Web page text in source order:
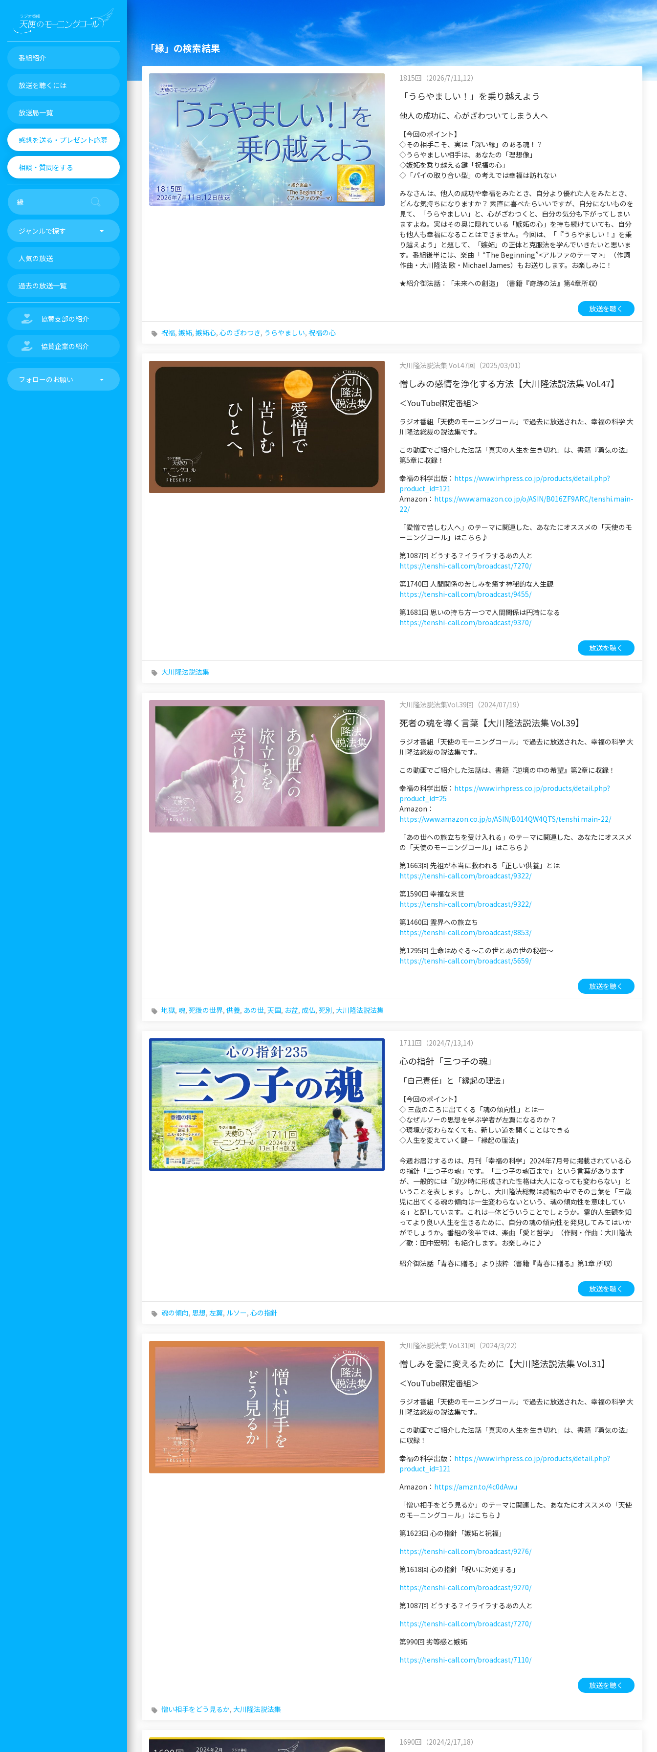
番組紹介
放送を聴くには
放送局一覧
感想を送る・プレゼント応募
相談・質問をする
ジャンルで探す
人気の放送
過去の放送一覧
協賛支部の紹介
協賛企業の紹介
フォローのお願い
「縁」の検索結果
1815回（2026/7/11,12）
「うらやましい！」を乗り越えよう
他人の成功に、心がざわついてしまう人へ
【今回のポイント】
◇その相手こそ、実は「深い縁」のある魂！？
◇うらやましい相手は、あなたの「理想像」
◇嫉妬を乗り越える鍵――「祝福の心」
◇「パイの取り合い型」の考えでは幸福は訪れない
みなさんは、他人の成功や幸福をみたとき、自分より優れた人をみたとき、
どんな気持ちになりますか？ 素直に喜べたらいいですが、自分にないものを
見て、「うらやましい」と、心がざわつくと、自分の気分も下がってしまい
ますよね。実はその奥に隠れている「嫉妬の心」を持ち続けていても、自分
も他人も幸福になることはできません。今回は、「『うらやましい！』を乗
り越えよう」と題して、「嫉妬」の正体と克服法を学んでいきたいと思いま
す。番組後半には、楽曲「 “The Beginning”<アルファのテーマ >」（作詞
作曲・大川隆法 歌・Michael James）もお送りします。お楽しみに！
★紹介御法話：「未来への創造」（書籍『奇跡の法』第4章所収）
放送を聴く
祝福, 嫉妬, 嫉妬心, 心のざわつき, うらやましい, 祝福の心
大川隆法説法集 Vol.47回（2025/03/01）
憎しみの感情を浄化する方法【大川隆法説法集 Vol.47】
＜YouTube限定番組＞
ラジオ番組「天使のモーニングコール」で過去に放送された、幸福の科学 大
川隆法総裁の説法集です。
この動画でご紹介した法話「真実の人生を生き切れ」は、書籍『勇気の法』
第5章に収録！
幸福の科学出版： https://www.irhpress.co.jp/products/detail.php?
product_id=121
Amazon： https://www.amazon.co.jp/o/ASIN/B016ZF9ARC/tenshi.main-
22/
「愛憎で苦しむ人へ」のテーマに関連した、あなたにオススメの「天使のモ
ーニングコール」はこちら♪
第1087回 どうする？イライラするあの人と
https://tenshi-call.com/broadcast/7270/
第1740回 人間関係の苦しみを癒す神秘的な人生観
https://tenshi-call.com/broadcast/9455/
第1681回 思いの持ち方一つで人間関係は円満になる
https://tenshi-call.com/broadcast/9370/
放送を聴く
大川隆法説法集
大川隆法説法集Vol.39回（2024/07/19）
死者の魂を導く言葉【大川隆法説法集 Vol.39】
ラジオ番組「天使のモーニングコール」で過去に放送された、幸福の科学 大
川隆法総裁の説法集です。
この動画でご紹介した法話は、書籍『逆境の中の希望』第2章に収録！
幸福の科学出版： https://www.irhpress.co.jp/products/detail.php?
product_id=25
Amazon：
https://www.amazon.co.jp/o/ASIN/B014QW4QTS/tenshi.main-22/
「あの世への旅立ちを受け入れる」のテーマに関連した、あなたにオススメ
の「天使のモーニングコール」はこちら♪
第1663回 先祖が本当に救われる「正しい供養」とは
https://tenshi-call.com/broadcast/9322/
第1590回 幸福な来世
https://tenshi-call.com/broadcast/9322/
第1460回 霊界への旅立ち
https://tenshi-call.com/broadcast/8853/
第1295回 生命はめぐる〜この世とあの世の秘密〜
https://tenshi-call.com/broadcast/5659/
放送を聴く
地獄, 魂, 死後の世界, 供養, あの世, 天国, お盆, 成仏, 死別, 大川隆法説法集
1711回（2024/7/13,14）
心の指針「三つ子の魂」
「自己責任」と「縁起の理法」
【今回のポイント】
◇ 三歳のころに出てくる「魂の傾向性」とは―
◇なぜルソーの思想を学ぶ学者が左翼になるのか？
◇環境が変わらなくても、新しい道を開くことはできる
◇人生を変えていく鍵ー「縁起の理法」
今週お届けするのは、月刊「幸福の科学」2024年7月号に掲載されている心
の指針「三つ子の魂」です。「三つ子の魂百まで」という言葉があります
が、一般的には「幼少時に形成された性格は大人になっても変わらない」と
いうことを表します。しかし、大川隆法総裁は詩編の中でその言葉を「三歳
児に出てくる魂の傾向は一生変わらないという、魂の傾向性を意味してい
る」と記しています。これは一体どういうことでしょうか。霊的人生観を知
ってより良い人生を生きるために、自分の魂の傾向性を発見してみてはいか
がでしょうか。番組の後半では、楽曲「愛と哲学」（作詞・作曲：大川隆法
／歌：田中宏明）も紹介します。お楽しみに♪
紹介御法話「青春に贈る」より抜粋（書籍『青春に贈る』第1章 所収）
放送を聴く
魂の傾向, 思想, 左翼, ルソー, 心の指針
大川隆法説法集 Vol.31回（2024/3/22）
憎しみを愛に変えるために【大川隆法説法集 Vol.31】
＜YouTube限定番組＞
ラジオ番組「天使のモーニングコール」で過去に放送された、幸福の科学 大
川隆法総裁の説法集です。
この動画でご紹介した法話「真実の人生を生き切れ」は、書籍『勇気の法』
に収録！
幸福の科学出版： https://www.irhpress.co.jp/products/detail.php?
product_id=121
Amazon： https://amzn.to/4c0dAwu
「憎い相手をどう見るか」のテーマに関連した、あなたにオススメの「天使
のモーニングコール」はこちら♪
第1623回 心の指針「嫉妬と祝福」
https://tenshi-call.com/broadcast/9276/
第1618回 心の指針「呪いに対処する」
https://tenshi-call.com/broadcast/9270/
第1087回 どうする？イライラするあの人と
https://tenshi-call.com/broadcast/7270/
第990回 劣等感と嫉妬
https://tenshi-call.com/broadcast/7110/
放送を聴く
憎い相手をどう見るか, 大川隆法説法集
1690回（2024/2/17,18）